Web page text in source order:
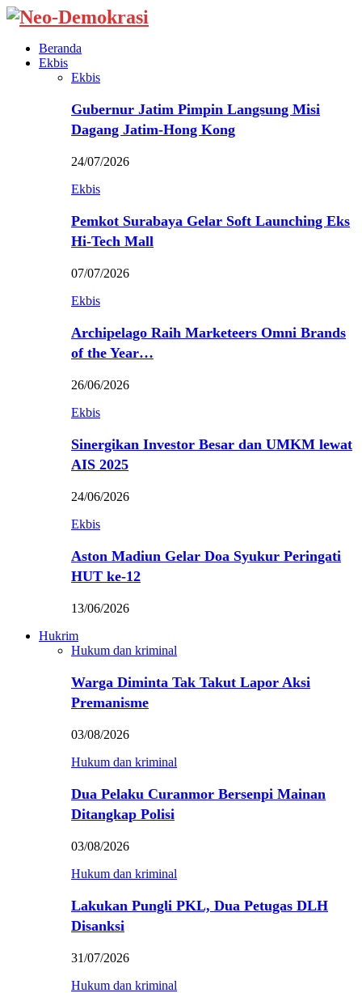
Beranda
Ekbis
Ekbis
Gubernur Jatim Pimpin Langsung Misi
Dagang Jatim-Hong Kong
24/07/2026
Ekbis
Pemkot Surabaya Gelar Soft Launching Eks
Hi-Tech Mall
07/07/2026
Ekbis
Archipelago Raih Marketeers Omni Brands
of the Year…
26/06/2026
Ekbis
Sinergikan Investor Besar dan UMKM lewat
AIS 2025
24/06/2026
Ekbis
Aston Madiun Gelar Doa Syukur Peringati
HUT ke-12
13/06/2026
Hukrim
Hukum dan kriminal
Warga Diminta Tak Takut Lapor Aksi
Premanisme
03/08/2026
Hukum dan kriminal
Dua Pelaku Curanmor Bersenpi Mainan
Ditangkap Polisi
03/08/2026
Hukum dan kriminal
Lakukan Pungli PKL, Dua Petugas DLH
Disanksi
31/07/2026
Hukum dan kriminal